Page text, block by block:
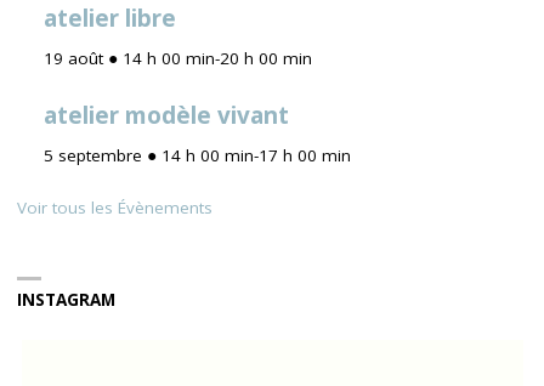
atelier libre
19 août ● 14 h 00 min-20 h 00 min
atelier modèle vivant
5 septembre ● 14 h 00 min-17 h 00 min
Voir tous les Évènements
INSTAGRAM